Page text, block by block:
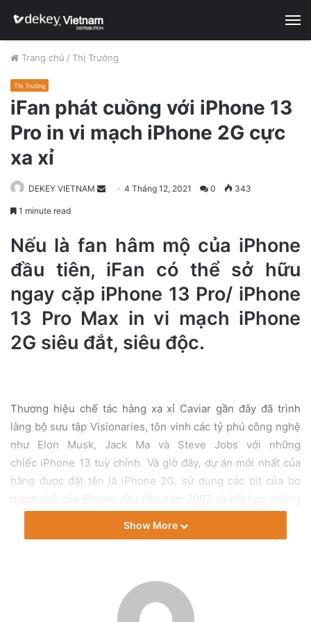
Trang chủ / Thị Trường
Thị Trường
iFan phát cuồng với iPhone 13
Pro in vi mạch iPhone 2G cực
xa xỉ
DEKEY VIETNAM
a
e
a
i
4 Tháng 12, 2021 0 343
1 minute read
Nếu là fan hâm mộ của iPhone
đầu tiên, iFan có thể sở hữu
ngay cặp iPhone 13 Pro/ iPhone
13 Pro Max in vi mạch iPhone
2G siêu đắt, siêu độc.
Thương hiệu chế tác hàng xa xỉ Caviar gần đây đã trình
làng bộ sưu tập Visionaries, tôn vinh các tỷ phú công nghệ
như Elon Musk, Jack Ma và Steve Jobs với những
chiếc iPhone 13 tuỳ chỉnh. Và giờ đây, dự án mới nhất của
hãng được đặt tên là iPhone 2G, sử dụng các bit của bo
mạch chủ của iPhone đầu tiên năm 2007 và kết hợp chúng
vào mặt sau của iPhone 13 Pro và iPhone 13 Pro Max mới
Show More